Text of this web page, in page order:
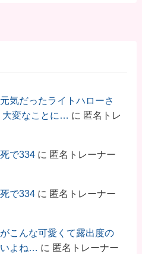
気だったライトハローさ
大変なことに… に 匿名トレ
で334に 匿名トレーナー
で334に 匿名トレーナー
こんな可愛くて露出度の
よね… に 匿名トレーナー